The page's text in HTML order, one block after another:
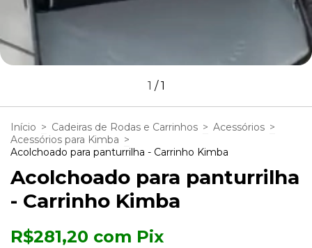
1 /1
Início > Cadeiras de Rodas e Carrinhos > Acessórios >
Acessórios para Kimba >
Acolchoado para panturrilha - Carrinho Kimba
Acolchoado para panturrilha
- Carrinho Kimba
R$281,20 com Pix